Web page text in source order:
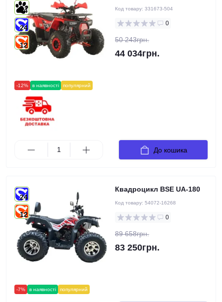
-12% в наявності популярний
4
24
12
Код товару: 331673-504
0
50 243грн.
44 034грн.
До кошика
-7% в наявності популярний
24
12
Квадроцикл BSE UA-180
Код товару: 54072-16268
0
89 658грн.
83 250грн.